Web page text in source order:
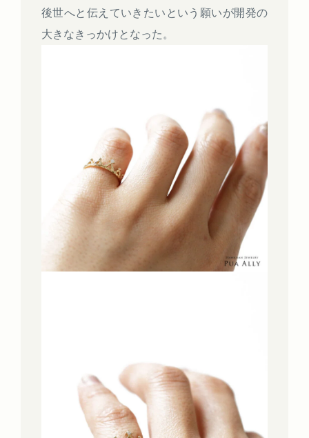
後世へと伝えていきたいという願いが開発の
大きなきっかけとなった。